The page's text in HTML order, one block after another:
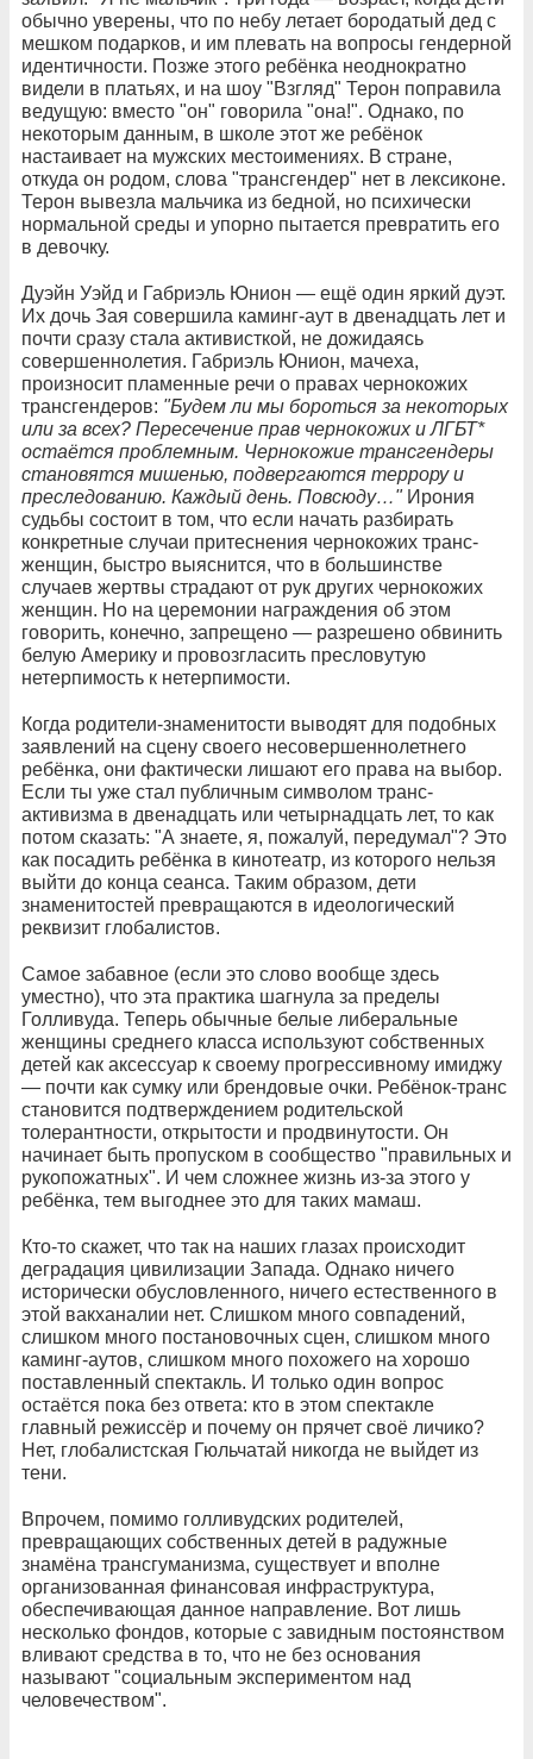
обычно уверены, что по небу летает бородатый дед с
мешком подарков, и им плевать на вопросы гендерной
идентичности. Позже этого ребёнка неоднократно
видели в платьях, и на шоу "Взгляд" Терон поправила
ведущую: вместо "он" говорила "она!". Однако, по
некоторым данным, в школе этот же ребёнок
настаивает на мужских местоимениях. В стране,
откуда он родом, слова "трансгендер" нет в лексиконе.
Терон вывезла мальчика из бедной, но психически
нормальной среды и упорно пытается превратить его
в девочку.
Дуэйн Уэйд и Габриэль Юнион — ещё один яркий дуэт.
Их дочь Зая совершила каминг-аут в двенадцать лет и
почти сразу стала активисткой, не дожидаясь
совершеннолетия. Габриэль Юнион, мачеха,
произносит пламенные речи о правах чернокожих
трансгендеров: "Будем ли мы бороться за некоторых
или за всех? Пересечение прав чернокожих и ЛГБТ*
остаётся проблемным. Чернокожие трансгендеры
становятся мишенью, подвергаются террору и
преследованию. Каждый день. Повсюду…" Ирония
судьбы состоит в том, что если начать разбирать
конкретные случаи притеснения чернокожих транс-
женщин, быстро выяснится, что в большинстве
случаев жертвы страдают от рук других чернокожих
женщин. Но на церемонии награждения об этом
говорить, конечно, запрещено — разрешено обвинить
белую Америку и провозгласить пресловутую
нетерпимость к нетерпимости.
Когда родители-знаменитости выводят для подобных
заявлений на сцену своего несовершеннолетнего
ребёнка, они фактически лишают его права на выбор.
Если ты уже стал публичным символом транс-
активизма в двенадцать или четырнадцать лет, то как
потом сказать: "А знаете, я, пожалуй, передумал"? Это
как посадить ребёнка в кинотеатр, из которого нельзя
выйти до конца сеанса. Таким образом, дети
знаменитостей превращаются в идеологический
реквизит глобалистов.
Самое забавное (если это слово вообще здесь
уместно), что эта практика шагнула за пределы
Голливуда. Теперь обычные белые либеральные
женщины среднего класса используют собственных
детей как аксессуар к своему прогрессивному имиджу
— почти как сумку или брендовые очки. Ребёнок-транс
становится подтверждением родительской
толерантности, открытости и продвинутости. Он
начинает быть пропуском в сообщество "правильных и
рукопожатных". И чем сложнее жизнь из-за этого у
ребёнка, тем выгоднее это для таких мамаш.
Кто-то скажет, что так на наших глазах происходит
деградация цивилизации Запада. Однако ничего
исторически обусловленного, ничего естественного в
этой вакханалии нет. Слишком много совпадений,
слишком много постановочных сцен, слишком много
каминг-аутов, слишком много похожего на хорошо
поставленный спектакль. И только один вопрос
остаётся пока без ответа: кто в этом спектакле
главный режиссёр и почему он прячет своё личико?
Нет, глобалистская Гюльчатай никогда не выйдет из
тени.
Впрочем, помимо голливудских родителей,
превращающих собственных детей в радужные
знамёна трансгуманизма, существует и вполне
организованная финансовая инфраструктура,
обеспечивающая данное направление. Вот лишь
несколько фондов, которые с завидным постоянством
вливают средства в то, что не без основания
называют "социальным экспериментом над
человечеством".